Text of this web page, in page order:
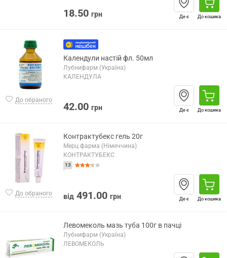
18.50 грн Де є До кошика
До обраного
Календули настій фл. 50мл
Лубнифарм (Україна)
КАЛЕНДУЛА
42.00 грн Де є До кошика
До обраного
Контрактубекс гель 20г
Мерц фарма (Німеччина)
КОНТРАКТУБЕКС
13
від 491.00 грн Де є До кошика
Левомеколь мазь туба 100г в пачці
Лубнифарм (Україна)
ЛЕВОМЕКОЛЬ